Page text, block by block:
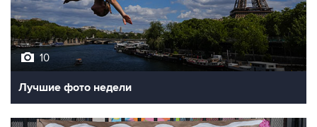
10
Лучшие фото недели